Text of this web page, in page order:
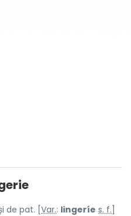
de pat. [ Var.: lingeríe s. f.